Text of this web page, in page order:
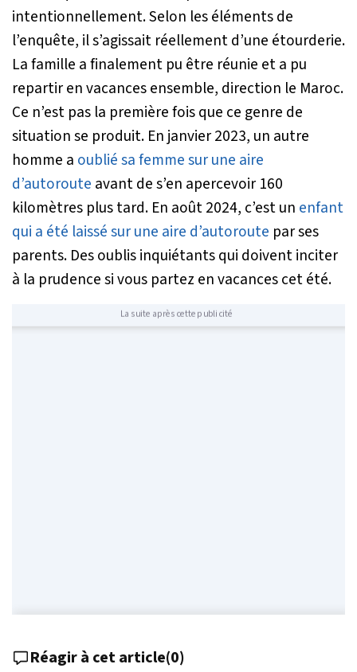
intentionnellement. Selon les éléments de
l’enquête, il s’agissait réellement d’une étourderie.
La famille a finalement pu être réunie et a pu
repartir en vacances ensemble, direction le Maroc.
Ce n’est pas la première fois que ce genre de
situation se produit. En janvier 2023, un autre
homme a oublié sa femme sur une aire
d’autoroute avant de s’en apercevoir 160
kilomètres plus tard. En août 2024, c’est un enfant
qui a été laissé sur une aire d’autoroute par ses
parents. Des oublis inquiétants qui doivent inciter
à la prudence si vous partez en vacances cet été.
La suite après cette publicité
Réagir à cet article(0)